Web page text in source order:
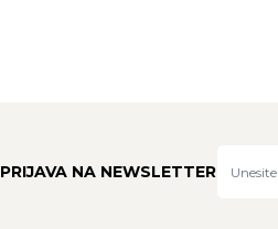
PRIJAVA NA NEWSLETTER